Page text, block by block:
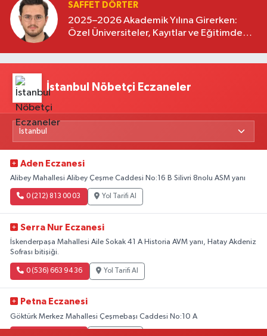
SAFFET DÖRTER
2025–2026 Akademik Yılına Girerken:
Özel Üniversiteler, Kayıtlar ve Eğitimde
İstanbul Nöbetçi Eczaneler
Aden Eczanesi
Alibey Mahallesi Alibey Çeşme Caddesi No:16 B Silivri 8nolu ASM yanı
0 (212) 813 00 03 Yol Tarifi Al
Serra Nur Eczanesi
İskenderpaşa Mahallesi Aile Sokak 41 A Historia AVM yanı, Hatay Akdeniz
Sofrası bitişiği.
0 (536) 663 94 36 Yol Tarifi Al
Petna Eczanesi
Göktürk Merkez Mahallesi Çeşmebaşı Caddesi No:10 A